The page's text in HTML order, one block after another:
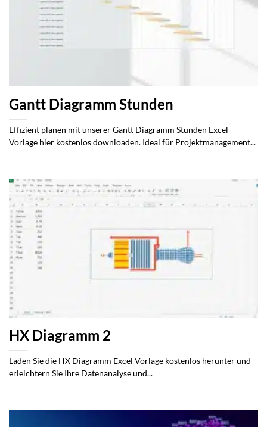
Gantt Diagramm Stunden
Effizient planen mit unserer Gantt Diagramm Stunden Excel
Vorlage hier kostenlos downloaden. Ideal für Projektmanagement...
HX Diagramm 2
Laden Sie die HX Diagramm Excel Vorlage kostenlos herunter und
erleichtern Sie Ihre Datenanalyse und...